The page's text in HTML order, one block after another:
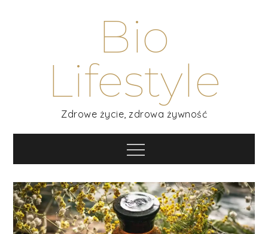
Bio
Lifestyle
Zdrowe życie, zdrowa żywność
Menu